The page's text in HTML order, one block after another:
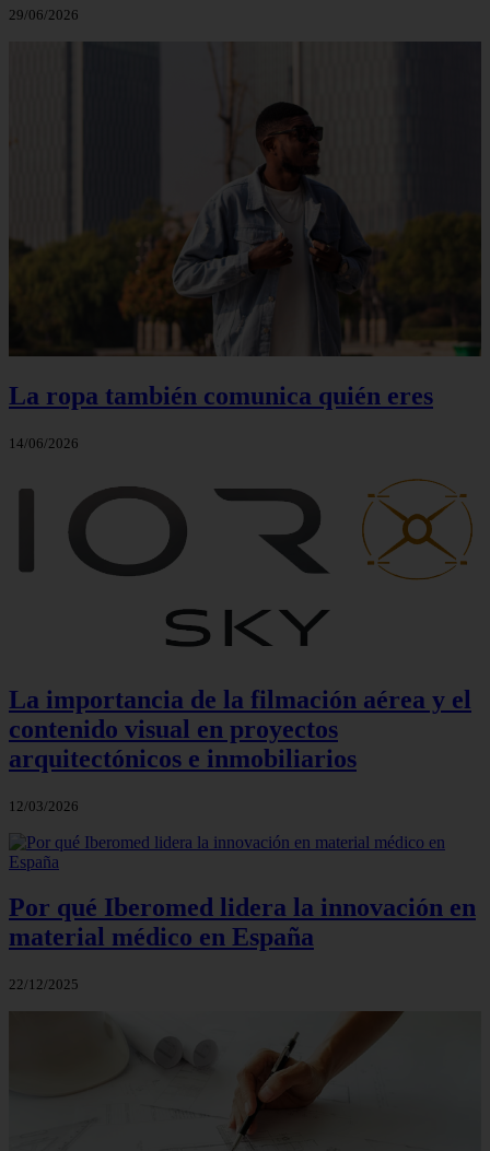
29/06/2026
La ropa también comunica quién eres
14/06/2026
La importancia de la filmación aérea y el
contenido visual en proyectos
arquitectónicos e inmobiliarios
12/03/2026
Por qué Iberomed lidera la innovación en
material médico en España
22/12/2025